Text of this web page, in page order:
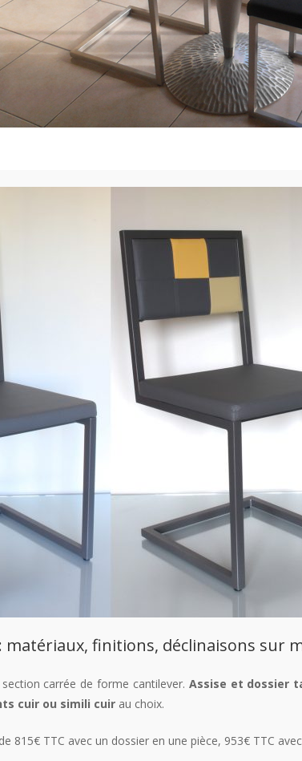
matériaux, finitions, déclinaisons sur
carrée de forme cantilever. Assise et dossier
cuir ou simili cuir au choix.
815€ TTC avec un dossier en une pièce, 953€ TTC